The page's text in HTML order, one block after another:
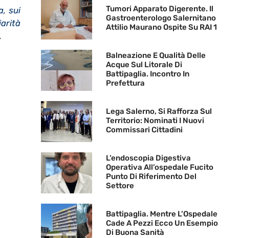
sui
.
Tumori Apparato Digerente. Il
Gastroenterologo Salernitano
Attilio Maurano Ospite Su RAI 1
Balneazione E Qualità Delle
Acque Sul Litorale Di
Battipaglia. Incontro In
Prefettura
Lega Salerno, Si Rafforza Sul
Territorio: Nominati I Nuovi
Commissari Cittadini
L’endoscopia Digestiva
Operativa All’ospedale Fucito
Punto Di Riferimento Del
Settore
Battipaglia. Mentre L’Ospedale
Cade A Pezzi Ecco Un Esempio
Di Buona Sanità